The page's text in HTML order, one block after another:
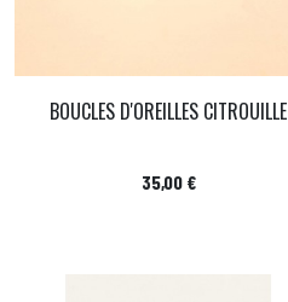
BOUCLES D'OREILLES CITROUILLE
Prix
35,00 €